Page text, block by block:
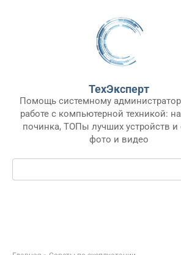
ТехЭксперт
Помощь системному
работе с компьютерной техникой:
починка, ТОПы лучших устройств и
фото и видео
Поиск: